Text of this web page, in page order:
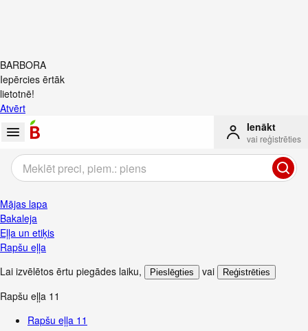
BARBORA
Iepērcies ērtāk
lietotnē!
Atvērt
Ienākt
vai reģistrēties
Mājas lapa
Bakaleja
Eļļa un etiķis
Rapšu eļļa
Lai izvēlētos ērtu piegādes laiku, Pieslēgties vai Reģistrēties
Rapšu eļļa 11
Rapšu eļļa 11